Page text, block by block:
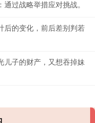
过战略举措应对挑战。
后的变化，前后差别判若
儿子的财产，又想吞掉妹